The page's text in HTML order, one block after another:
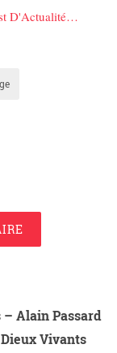
D'Actualité…
– Alain Passard
Vivants